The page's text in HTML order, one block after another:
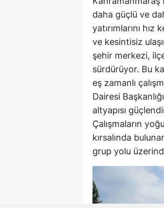
daha güçlü ve
yatırımlarını
ve kesintisiz
şehir merkezi,
sürdürüyor. Bu
eş zamanlı
Dairesi
altyapısı
Çalışmaların
kırsalında
grup yolu